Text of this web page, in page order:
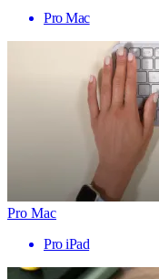
Pro Mac
Pro Mac
Pro iPad